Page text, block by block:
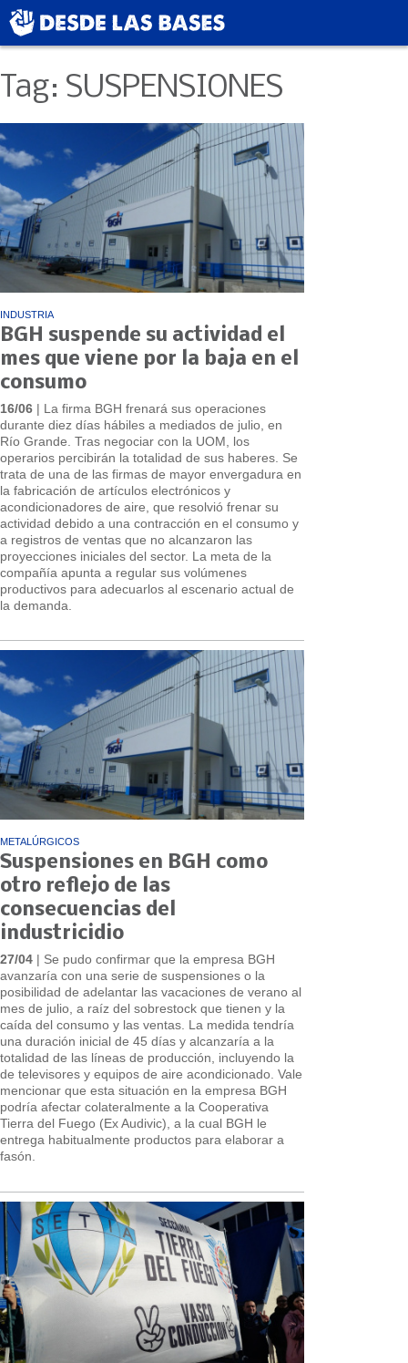
Tag: SUSPENSIONES
INDUSTRIA
BGH suspende su actividad el
mes que viene por la baja en el
consumo
16/06 | La firma BGH frenará sus operaciones
durante diez días hábiles a mediados de julio, en
Río Grande. Tras negociar con la UOM, los
operarios percibirán la totalidad de sus haberes. Se
trata de una de las firmas de mayor envergadura en
la fabricación de artículos electrónicos y
acondicionadores de aire, que resolvió frenar su
actividad debido a una contracción en el consumo y
a registros de ventas que no alcanzaron las
proyecciones iniciales del sector. La meta de la
compañía apunta a regular sus volúmenes
productivos para adecuarlos al escenario actual de
la demanda.
METALÚRGICOS
Suspensiones en BGH como
otro reflejo de las
consecuencias del
industricidio
27/04 | Se pudo confirmar que la empresa BGH
avanzaría con una serie de suspensiones o la
posibilidad de adelantar las vacaciones de verano al
mes de julio, a raíz del sobrestock que tienen y la
caída del consumo y las ventas. La medida tendría
una duración inicial de 45 días y alcanzaría a la
totalidad de las líneas de producción, incluyendo la
de televisores y equipos de aire acondicionado. Vale
mencionar que esta situación en la empresa BGH
podría afectar colateralmente a la Cooperativa
Tierra del Fuego (Ex Audivic), a la cual BGH le
entrega habitualmente productos para elaborar a
fasón.